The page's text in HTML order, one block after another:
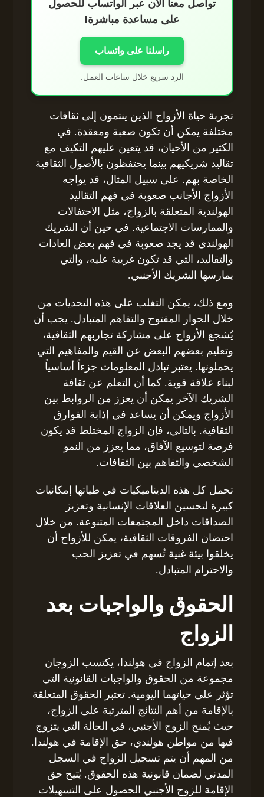
تواصل معنا الآن عبر الواتساب للحصول
على مساعدة مباشرة!
راسلنا على واتساب
الرد سريع خلال ساعات العمل.
تجربة حياة الأزواج الذين ينتمون إلى ثقافات
مختلفة يمكن أن تكون صعبة ومعقدة. في
الكثير من الأحيان، قد يتعين عليهم التكيف مع
تقاليد شريكيهم بينما يحتفظون بالأصول الثقافية
الخاصة بهم. على سبيل المثال، قد يواجه
الأزواج الأجانب صعوبة في فهم التقاليد
الهولندية المتعلقة بالزواج، مثل الاحتفالات
والممارسات الاجتماعية. في حين أن الشريك
الهولندي قد يجد صعوبة في فهم بعض العادات
والتقاليد، التي قد تكون غريبة عليه، والتي
يمارسها الشريك الأجنبي.
ومع ذلك، يمكن التغلب على هذه التحديات من
خلال الحوار المفتوح والتفاهم المتبادل. يجب أن
يُشجع الأزواج على مشاركة تجاربهم الثقافية،
وتعليم بعضهم البعض عن القيم والمفاهيم التي
يحملونها. يعتبر تبادل المعلومات جزءاً أساسياً
لبناء علاقة قوية. كما أن التعلم عن ثقافة
الشريك الآخر يمكن أن يعزز من الروابط بين
الأزواج ويمكن أن يساعد في إذابة الفوارق
الثقافية. بالتالي، فإن الزواج المختلط قد يكون
فرصة لتوسيع الآفاق، مما يعزز من النمو
الشخصي والتفاهم بين الثقافات.
تحمل كل هذه الديناميكيات في طياتها إمكانيات
كبيرة لتحسين العلاقات الإنسانية وتعزيز
الصداقات داخل المجتمعات المتنوعة. من خلال
احتضان الفروقات الثقافية، يمكن للأزواج أن
يخلقوا بيئة غنية تُسهم في تعزيز الحب
والاحترام المتبادل.
الحقوق والواجبات بعد
الزواج
بعد إتمام الزواج في هولندا، يكتسب الزوجان
مجموعة من الحقوق والواجبات القانونية التي
تؤثر على حياتهما اليومية. تعتبر الحقوق المتعلقة
بالإقامة من أهم النتائج المترتبة على الزواج،
حيث يُمنح الزوج الأجنبي، في الحالة التي يتزوج
فيها من مواطن هولندي، حق الإقامة في هولندا.
من المهم أن يتم تسجيل الزواج في السجل
المدني لضمان قانونية هذه الحقوق. يُتيح حق
الإقامة للزوج الأجنبي الحصول على التسهيلات